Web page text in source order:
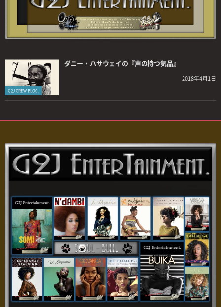
G2J CREW BLOG.
ダニー・ハサウェイの『声の持つ気品』
2018年4月1日